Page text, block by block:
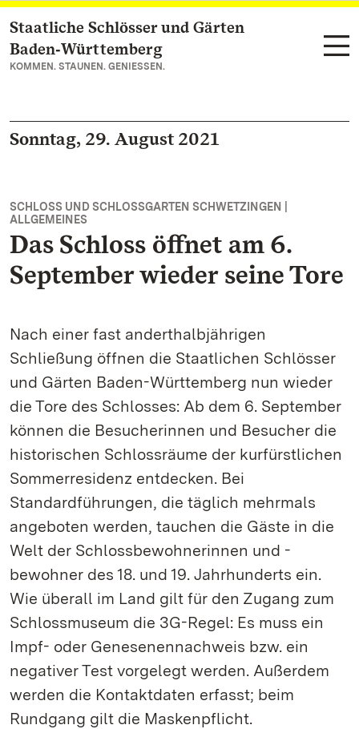
Zum Hauptinhalt springen
Staatliche Schlösser und Gärten
Baden‑Württemberg
KOMMEN. STAUNEN. GENIESSEN.
Sonntag, 29. August 2021
SCHLOSS UND SCHLOSSGARTEN SCHWETZINGEN |
ALLGEMEINES
Das Schloss öffnet am 6.
September wieder seine Tore
Nach einer fast anderthalbjährigen
Schließung öffnen die Staatlichen Schlösser
und Gärten Baden-Württemberg nun wieder
die Tore des Schlosses: Ab dem 6. September
können die Besucherinnen und Besucher die
historischen Schlossräume der kurfürstlichen
Sommerresidenz entdecken. Bei
Standardführungen, die täglich mehrmals
angeboten werden, tauchen die Gäste in die
Welt der Schlossbewohnerinnen und -
bewohner des 18. und 19. Jahrhunderts ein.
Wie überall im Land gilt für den Zugang zum
Schlossmuseum die 3G-Regel: Es muss ein
Impf- oder Genesenennachweis bzw. ein
negativer Test vorgelegt werden. Außerdem
werden die Kontaktdaten erfasst; beim
Rundgang gilt die Maskenpflicht.